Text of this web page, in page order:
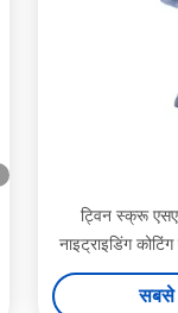
ट्विन स्क्रू
नाइट्राइडिंग
सबसे